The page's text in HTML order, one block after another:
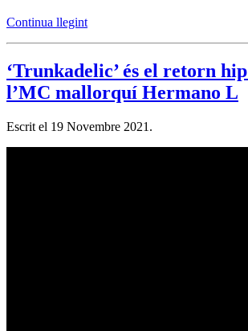
Continua llegint
‘Trunkadelic’ és el retorn
l’MC mallorquí Hermano L
Escrit el 19 Novembre 2021 .